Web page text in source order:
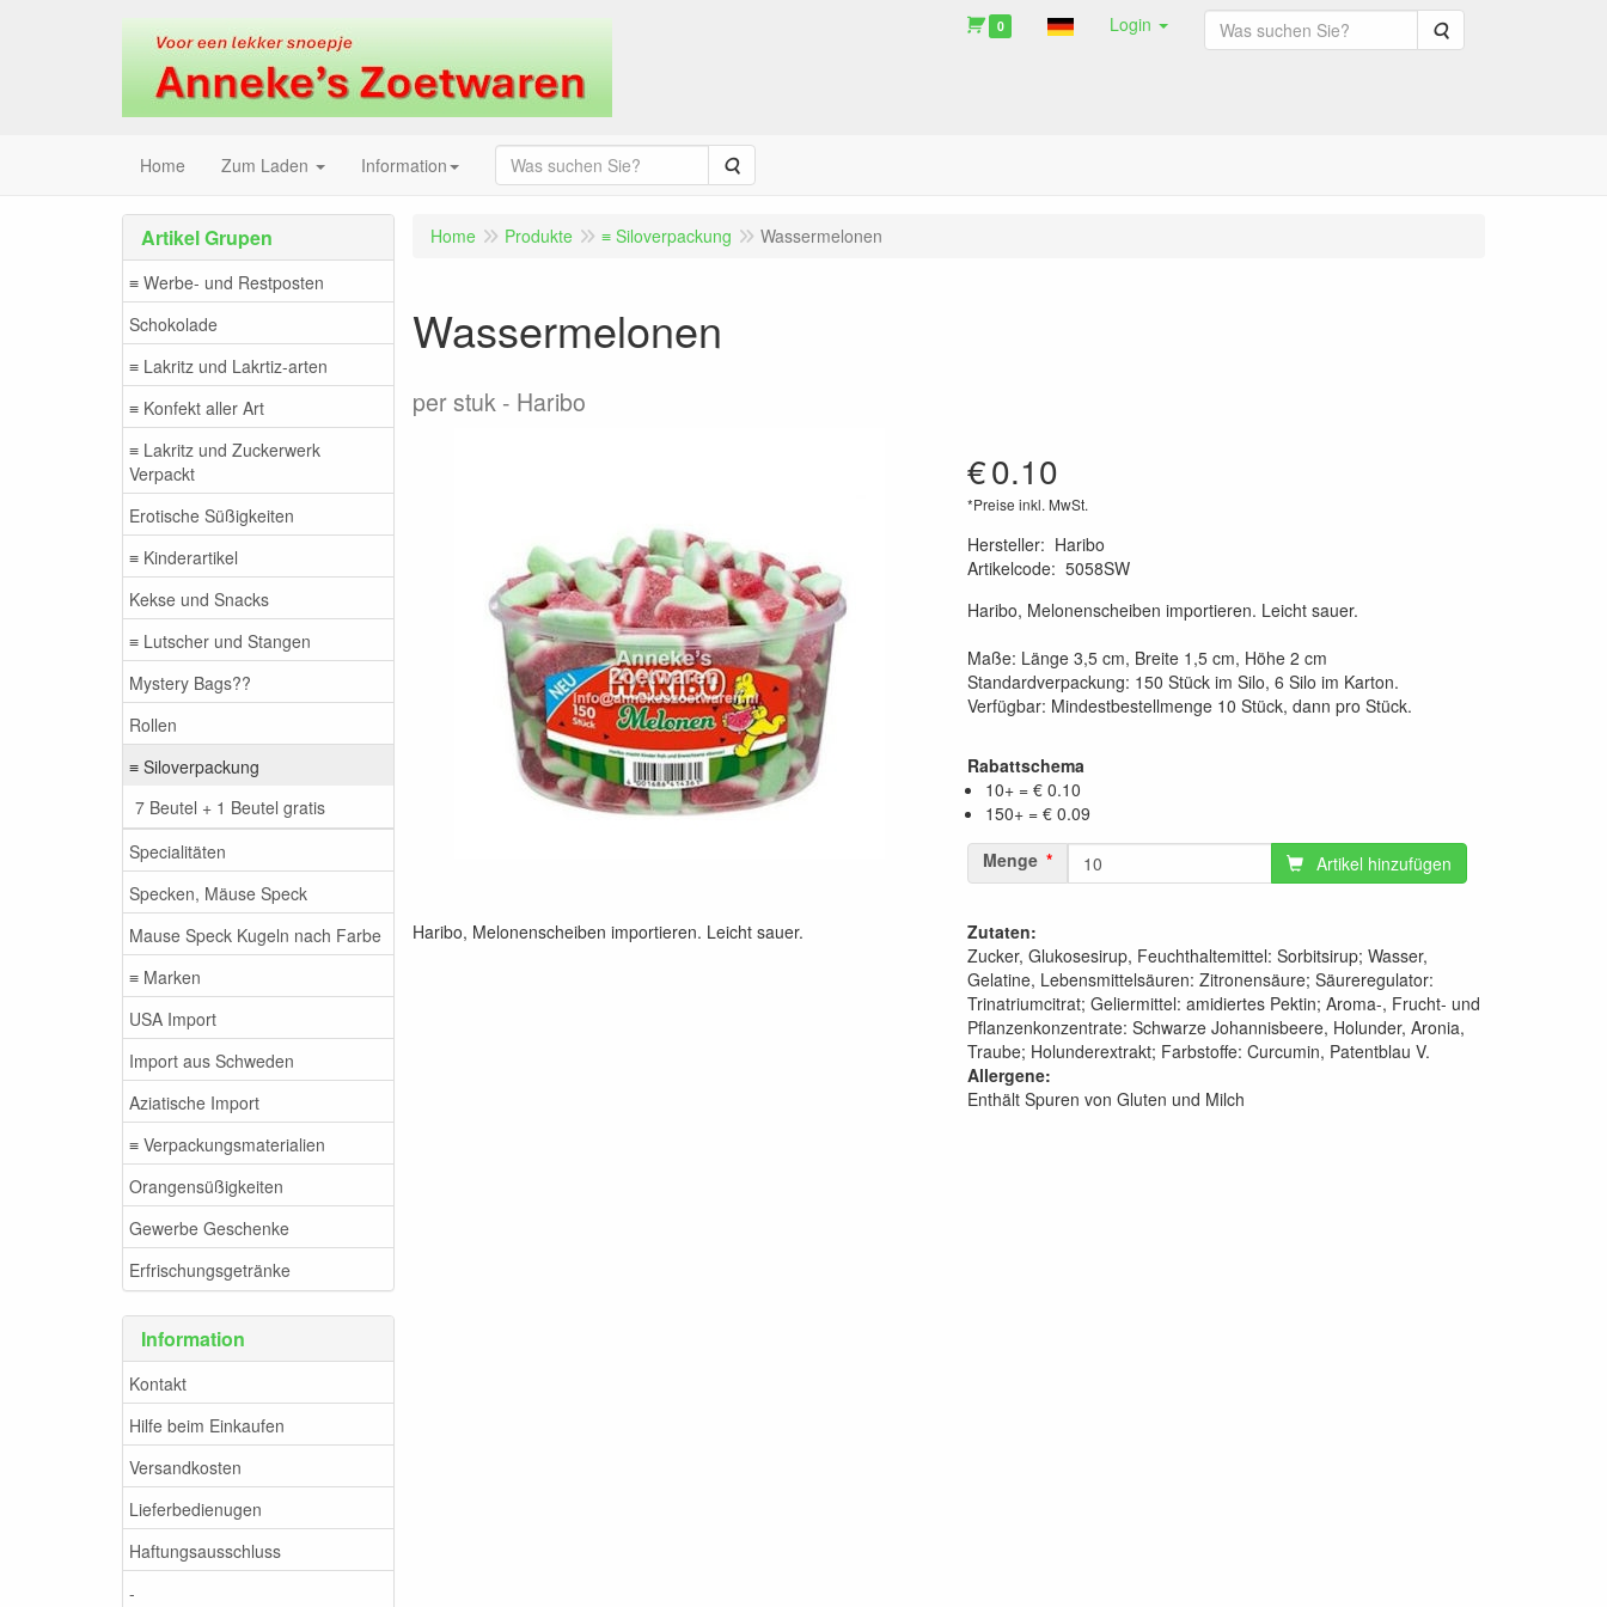
0 Login Suche
Home Zum Laden Information Suche
Artikel Grupen
≡ Werbe- und Restposten
Schokolade
≡ Lakritz und Lakrtiz-arten
≡ Konfekt aller Art
≡ Lakritz und Zuckerwerk
Verpackt
Erotische Süßigkeiten
≡ Kinderartikel
Kekse und Snacks
≡ Lutscher und Stangen
Mystery Bags??
Rollen
≡ Siloverpackung
7 Beutel + 1 Beutel gratis
Specialitäten
Specken, Mäuse Speck
Mause Speck Kugeln nach Farbe
≡ Marken
USA Import
Import aus Schweden
Aziatische Import
≡ Verpackungsmaterialien
Orangensüßigkeiten
Gewerbe Geschenke
Erfrischungsgetränke
Information
Kontakt
Hilfe beim Einkaufen
Versandkosten
Lieferbedienugen
Haftungsausschluss
-
Home Produkte ≡ Siloverpackung Wassermelonen
Wassermelonen
per stuk Haribo
€0.10
*Preise inkl. MwSt.
Hersteller: Haribo
Artikelcode: 5058SW
Haribo, Melonenscheiben importieren. Leicht sauer.
Maße: Länge 3,5 cm, Breite 1,5 cm, Höhe 2 cm
Standardverpackung: 150 Stück im Silo, 6 Silo im Karton.
Verfügbar: Mindestbestellmenge 10 Stück, dann pro Stück.
Rabattschema
10+ = € 0.10
150+ = € 0.09
Menge
Artikel hinzufügen
Haribo, Melonenscheiben importieren. Leicht sauer.
Zutaten:
Zucker, Glukosesirup, Feuchthaltemittel: Sorbitsirup; Wasser,
Gelatine, Lebensmittelsäuren: Zitronensäure; Säureregulator:
Trinatriumcitrat; Geliermittel: amidiertes Pektin; Aroma-, Frucht- und
Pflanzenkonzentrate: Schwarze Johannisbeere, Holunder, Aronia,
Traube; Holunderextrakt; Farbstoffe: Curcumin, Patentblau V.
Allergene:
Enthält Spuren von Gluten und Milch